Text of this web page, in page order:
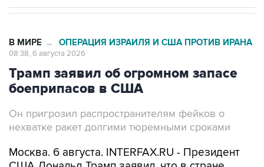
В МИРЕ → ОПЕРАЦИЯ ИЗРАИЛЯ И США ПРОТИВ ИРАНА
08:38, 6 августа 2026
Трамп заявил об огромном запасе
боеприпасов в США
Он пригрозил распространителям фейков о
нехватке ракет долгими тюремными сроками
Москва. 6 августа. INTERFAX.RU - Президент